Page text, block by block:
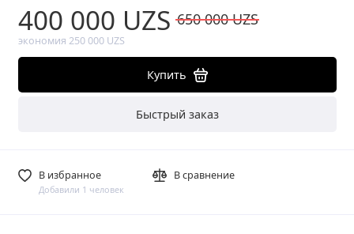
400 000 UZS 650 000 UZS
экономия 250 000 UZS
Купить
Быстрый заказ
В избранное
Добавили 1 человек
В сравнение